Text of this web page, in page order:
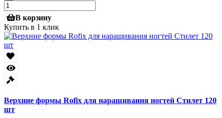
В корзину
Купить в 1 клик
Верхние формы Rofix для наращивания ногтей Стилет 120
шт